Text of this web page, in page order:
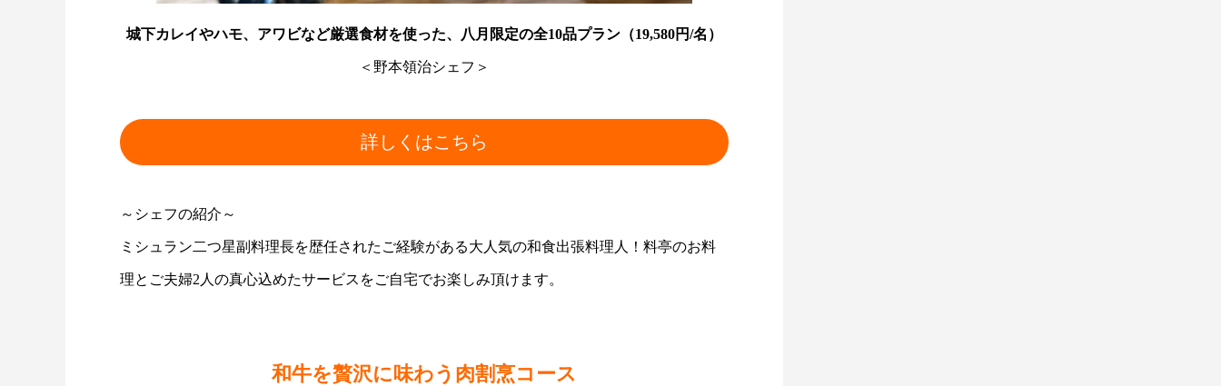
城下カレイやハモ、アワビなど厳選食材を使った、八月限定の全10品プラン（19,580円/名）
＜野本領治シェフ＞
詳しくはこちら
～シェフの紹介～
ミシュラン二つ星副料理長を歴任されたご経験がある大人気の和食出張料理人！料亭のお料
理とご夫婦2人の真心込めたサービスをご自宅でお楽しみ頂けます。
和牛を贅沢に味わう肉割烹コース